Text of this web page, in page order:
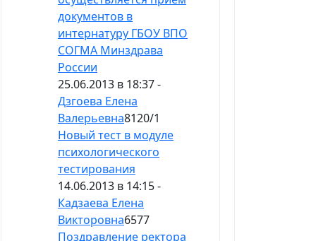
документов в
интернатуру ГБОУ ВПО
СОГМА Минздрава
России
25.06.2013 в 18:37 -
Дзгоева Елена
Валерьевна8120/1
Новый тест в модуле
психологического
тестирования
14.06.2013 в 14:15 -
Кадзаева Елена
Викторовна6577
Поздравление ректора